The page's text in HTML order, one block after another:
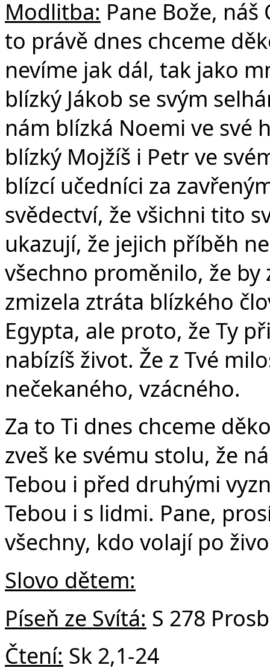
Modlitba: Pane Bože, náš
to právě dnes chceme
nevíme jak dál, tak jako
blízký Jákob se svým
nám blízká Noemi ve své
blízký Mojžíš i Petr ve
blízcí učedníci za
svědectví, že všichni tito
ukazují, že jejich příběh
všechno proměnilo, že
zmizela ztráta blízkého
Egypta, ale proto, že Ty
nabízíš život. Že z Tvé
nečekaného, vzácného.
Za to Ti dnes chceme
zveš ke svému stolu, že
Tebou i před druhými
Tebou i s lidmi. Pane,
všechny, kdo volají po
Slovo dětem:
Píseň ze Svítá: S 278
Čtení: Sk 2,1-24